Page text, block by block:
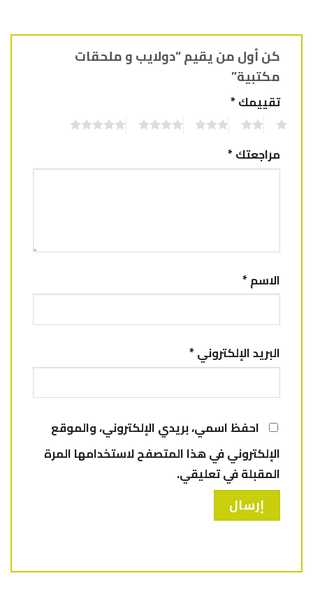
كن أول من يقيم “دولايب و ملحقات
مكتبية”
تقييمك*
مراجعتك*
الاسم*
البريد الإلكتروني*
احفظ اسمي، بريدي الإلكتروني، والموقع
الإلكتروني في هذا المتصفح لاستخدامها المرة
المقبلة في تعليقي.